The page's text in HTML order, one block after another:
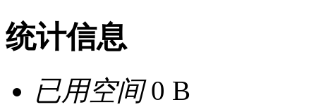
统计信息
已用空间0 B